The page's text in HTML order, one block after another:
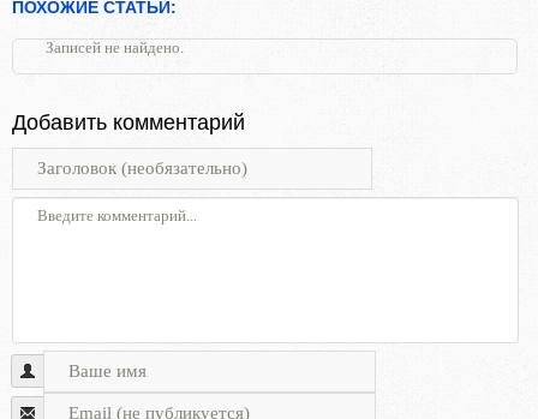
ПОХОЖИЕ СТАТЬИ:
Записей не найдено.
Добавить комментарий